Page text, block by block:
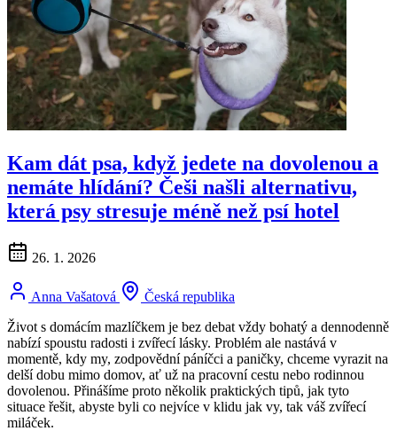
Kam dát psa, když jedete na dovolenou a
nemáte hlídání? Češi našli alternativu,
která psy stresuje méně než psí hotel
26. 1. 2026
Anna Vašatová
Česká republika
Život s domácím mazlíčkem je bez debat vždy bohatý a dennodenně
nabízí spoustu radosti i zvířecí lásky. Problém ale nastává v
momentě, kdy my, zodpovědní páníčci a paničky, chceme vyrazit na
delší dobu mimo domov, ať už na pracovní cestu nebo rodinnou
dovolenou. Přinášíme proto několik praktických tipů, jak tyto
situace řešit, abyste byli co nejvíce v klidu jak vy, tak váš zvířecí
miláček.